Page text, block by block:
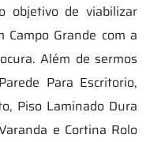
objetivo de viabilizar
Campo Grande com a
Além de sermos
Para Escritorio,
Piso Laminado Dura
e Cortina Rolo